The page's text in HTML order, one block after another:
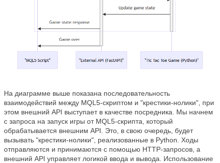
На диаграмме выше показана последовательность
взаимодействий между MQL5-скриптом и "крестики-нолики", при
этом внешний API выступает в качестве посредника. Мы начнем
с запроса на запуск игры от MQL5-скрипта, который
обрабатывается внешним API. Это, в свою очередь, будет
вызывать "крестики-нолики", реализованные в Python. Ходы
отправляются и принимаются с помощью HTTP-запросов, а
внешний API управляет логикой ввода и вывода. Использование